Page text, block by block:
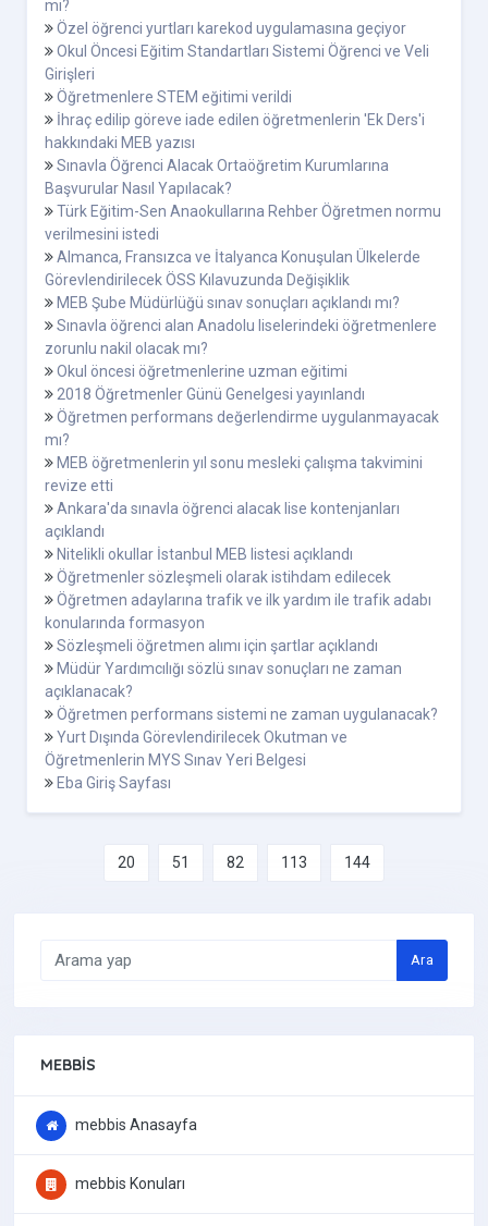
mi?
Özel öğrenci yurtları karekod uygulamasına geçiyor
Okul Öncesi Eğitim Standartları Sistemi Öğrenci ve Veli
Girişleri
Öğretmenlere STEM eğitimi verildi
İhraç edilip göreve iade edilen öğretmenlerin 'Ek Ders'i
hakkındaki MEB yazısı
Sınavla Öğrenci Alacak Ortaöğretim Kurumlarına
Başvurular Nasıl Yapılacak?
Türk Eğitim-Sen Anaokullarına Rehber Öğretmen normu
verilmesini istedi
Almanca, Fransızca ve İtalyanca Konuşulan Ülkelerde
Görevlendirilecek ÖSS Kılavuzunda Değişiklik
MEB Şube Müdürlüğü sınav sonuçları açıklandı mı?
Sınavla öğrenci alan Anadolu liselerindeki öğretmenlere
zorunlu nakil olacak mı?
Okul öncesi öğretmenlerine uzman eğitimi
2018 Öğretmenler Günü Genelgesi yayınlandı
Öğretmen performans değerlendirme uygulanmayacak
mı?
MEB öğretmenlerin yıl sonu mesleki çalışma takvimini
revize etti
Ankara'da sınavla öğrenci alacak lise kontenjanları
açıklandı
Nitelikli okullar İstanbul MEB listesi açıklandı
Öğretmenler sözleşmeli olarak istihdam edilecek
Öğretmen adaylarına trafik ve ilk yardım ile trafik adabı
konularında formasyon
Sözleşmeli öğretmen alımı için şartlar açıklandı
Müdür Yardımcılığı sözlü sınav sonuçları ne zaman
açıklanacak?
Öğretmen performans sistemi ne zaman uygulanacak?
Yurt Dışında Görevlendirilecek Okutman ve
Öğretmenlerin MYS Sınav Yeri Belgesi
Eba Giriş Sayfası
20 51 82 113 144
Ara
MEBBIS
mebbis Anasayfa
mebbis Konuları